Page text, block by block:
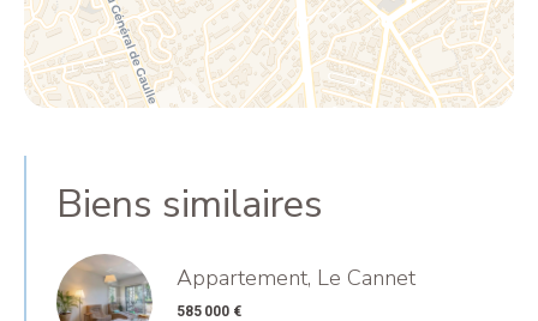
Biens similaires
Appartement, Le Cannet
585 000 €